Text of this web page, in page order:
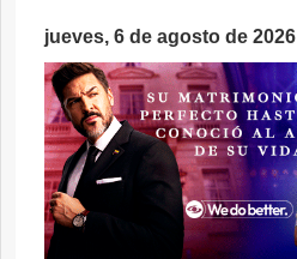
jueves, 6 de agosto de 2026